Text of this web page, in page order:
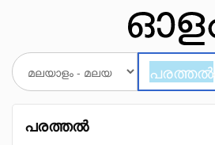
പരത്തൽ